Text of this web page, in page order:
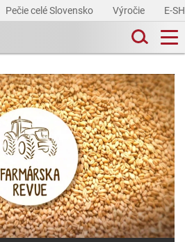
Pečie celé Slovensko Výročie E-